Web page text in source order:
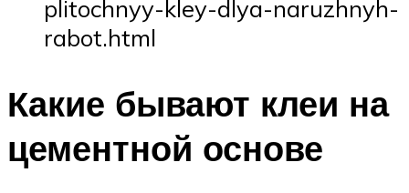
plitochnyy-kley-dlya-naruzhnyh-
rabot.html
Какие бывают клеи на
цементной основе